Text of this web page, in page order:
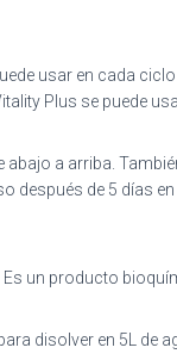
usar en cada
Plus se puede
abajo a arriba.
después de 5 días
un producto
disolver en 5L de